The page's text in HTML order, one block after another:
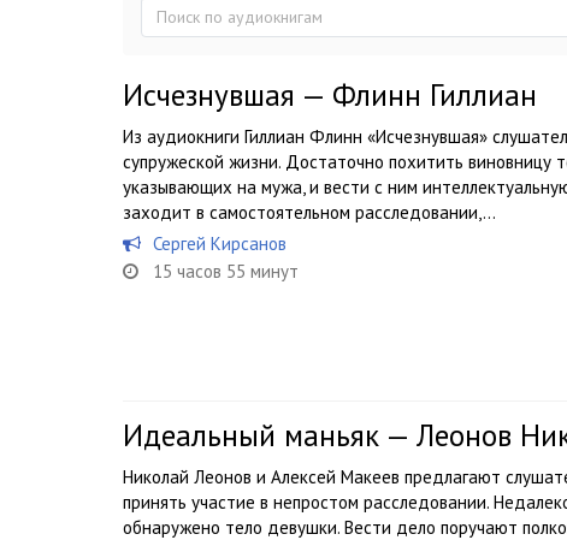
Исчезнувшая — Флинн Гиллиан
Из аудиокниги Гиллиан Флинн «Исчезнувшая»
супружеской жизни. Достаточно похитить виновницу
указывающих на мужа, и вести с ним
заходит в самостоятельном расследовании,...
Сергей Кирсанов
15 часов 55 минут
Идеальный маньяк — Леонов
Николай Леонов и Алексей Макеев предлагают
принять участие в непростом расследовании.
обнаружено тело девушки. Вести дело поручают